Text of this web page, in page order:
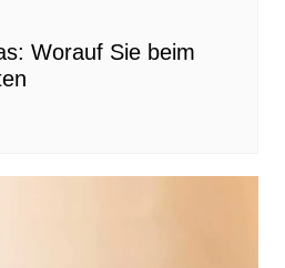
Worauf Sie beim